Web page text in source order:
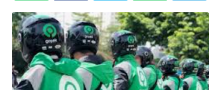
EKUIN
SAINS-TEKNO
KESEHATAN